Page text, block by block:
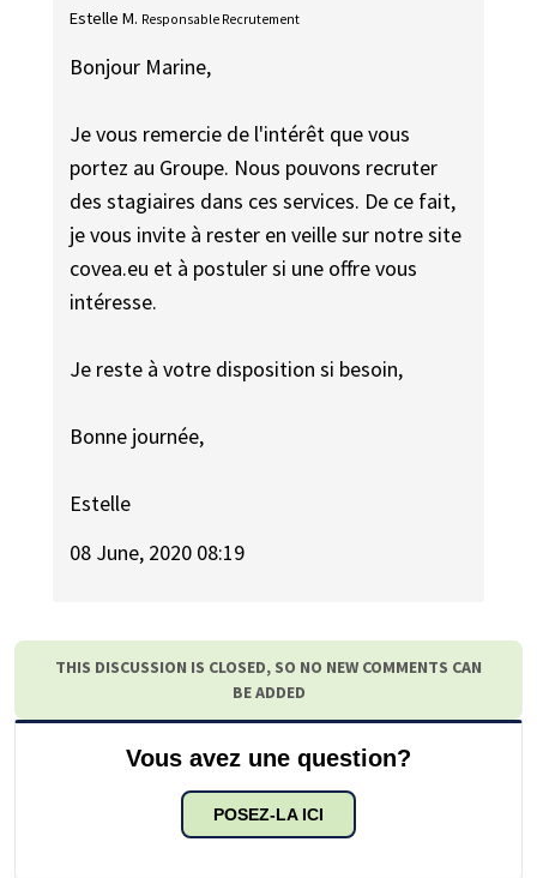
Estelle M. Responsable Recrutement
Bonjour Marine,
Je vous remercie de l'intérêt que vous
portez au Groupe. Nous pouvons recruter
des stagiaires dans ces services. De ce fait,
je vous invite à rester en veille sur notre site
covea.eu et à postuler si une offre vous
intéresse.
Je reste à votre disposition si besoin,
Bonne journée,
Estelle
08 June, 2020 08:19
THIS DISCUSSION IS CLOSED, SO NO NEW COMMENTS CAN
BE ADDED
Vous avez une question?
POSEZ-LA ICI